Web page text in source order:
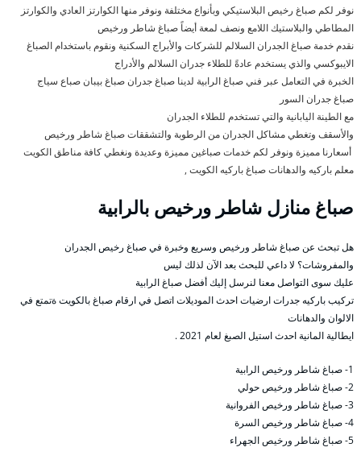
نوفر لكم صباغ رخيص البلاستيكي وبأنواع مختلفة ونوفر منها الكوارتز العادي والكوارتز
المطاطي والبلاستيك اللامع ونصف لمعة أيضاً صباغ شاطر ورخيص
نقدم خدمة صباغ الجدران السلالم للشركات والأبراج السكنية ونقوم باستخدام الصباغ
الايبوكسي والذي يستخدم عادةً للطلاء جدران السلالم والأدراج
الخبرة في التعامل عبر فني صباغ الرابية لدينا صباغ جدران صباغ بيبان صباع سياج
صباغ جدران السور
مع الطينة اليابانية والتي تستخدم للطلاء الجدران
والأسقف وتغطي مشاكل الجدران من الرطوبة والتشققات صباغ شاطر ورخيص
أسعارنا مميزة ونوفر لكم خدمات صباغين مميزة وعديدة ونغطي كافة مناطق الكويت
معلم باركيه والدهانات صباغ باركيه الكويت ,
صباغ منازل شاطر ورخيص بالرابية
هل تبحث عن صباغ شاطر ورخيص وسريع وخبرة في صباغ رخيص الجدران
والمفروشات؟ لا داعي للبحث بعد الآن لذلك ليس
عليك سوى التواصل معنا لنرسل إليك أفضل صباغ الرابية
تركيب باركيه جدرات ارضيات احدث الموديلات اتصل في ارقام صباغ بالكويت ةتمتع في
الالوان والدهانات
ايطالية المانية احدث استيل الصبغ لعام 2021 .
1- صباغ شاطر ورخيص الرابية
2- صباغ شاطر ورخيص حولي
3- صباغ شاطر ورخيص الفروانية
4- صباغ شاطر ورخيص السرة
5- صباغ شاطر ورخيص الجهراء